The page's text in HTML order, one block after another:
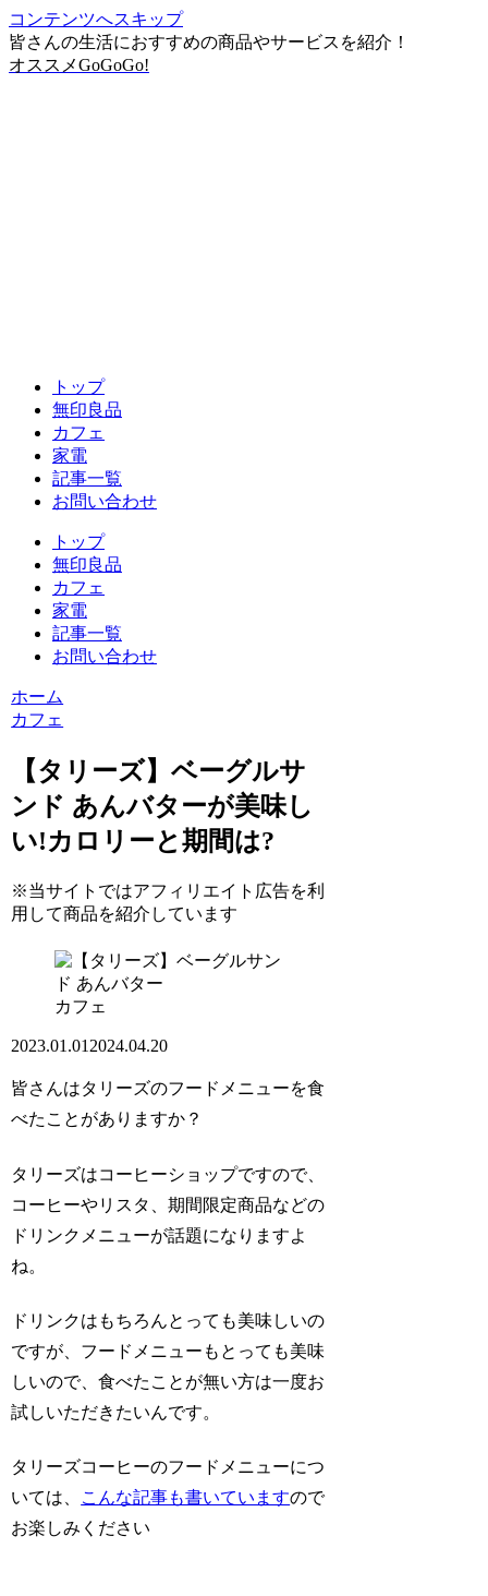
コンテンツへスキップ
皆さんの生活におすすめの商品やサービスを紹介！
オススメGoGoGo!
トップ
無印良品
カフェ
家電
記事一覧
お問い合わせ
トップ
無印良品
カフェ
家電
記事一覧
お問い合わせ
ホーム
カフェ
【タリーズ】ベーグルサ
ンド あんバターが美味し
い!カロリーと期間は?
※当サイトではアフィリエイト広告を利
用して商品を紹介しています
カフェ
2023.01.01 2024.04.20
皆さんはタリーズのフードメニューを食
べたことがありますか？
タリーズはコーヒーショップですので、
コーヒーやリスタ、期間限定商品などの
ドリンクメニューが話題になりますよ
ね。
ドリンクはもちろんとっても美味しいの
ですが、フードメニューもとっても美味
しいので、食べたことが無い方は一度お
試しいただきたいんです。
タリーズコーヒーのフードメニューにつ
いては、
こんな記事も書いていますので
お楽しみください